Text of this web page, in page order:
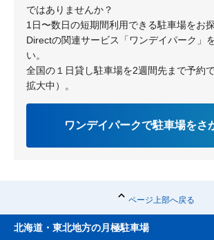
ではありませんか？
1日〜数日の短期間利用できる駐車場をお
Directの関連サービス「ワンデイパーク」
い。
全国の１日貸し駐車場を2週間先まで予約
拡大中）。
ワンデイパークで駐車場をさ
ページ上部へ戻る
北海道・東北地方の月極駐車場